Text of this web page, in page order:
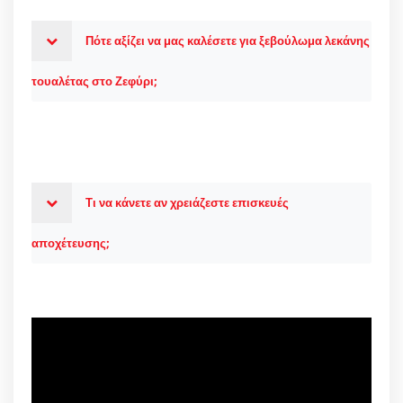
Πότε αξίζει να μας καλέσετε για ξεβούλωμα λεκάνης
τουαλέτας στο Ζεφύρι;
Τι να κάνετε αν χρειάζεστε επισκευές
αποχέτευσης;